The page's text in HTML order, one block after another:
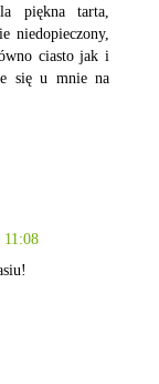
piękna tarta,
niedopieczony,
ciasto jak i
się u mnie na
11:08